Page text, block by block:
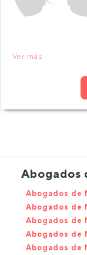
Ver más
Abogados
Abogados de
Abogados de
Abogados de
Abogados de
Abogados de